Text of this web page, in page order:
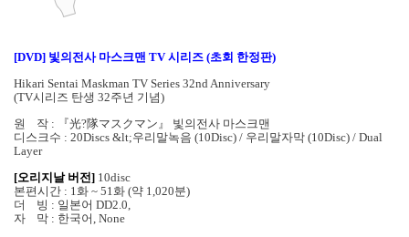
[DVD] 빛의전사 마스크맨 TV 시리즈 (초회 한정판)
Hikari Sentai Maskman TV Series 32nd Anniversary
(TV시리즈 탄생 32주년 기념)
원 작 : 『光?隊マスクマン』 빛의전사 마스크맨
디스크수 : 20Discs &lt;우리말녹음 (10Disc) / 우리말자막 (10Disc) / Dual
Layer
[오리지날 버전] 10disc
본편시간 : 1화 ~ 51화 (약 1,020분)
더 빙 : 일본어 DD2.0,
자 막 : 한국어, None